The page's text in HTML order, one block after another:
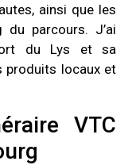
ainsi que les
du parcours. J’ai
du Lys et sa
produits locaux et
VTC